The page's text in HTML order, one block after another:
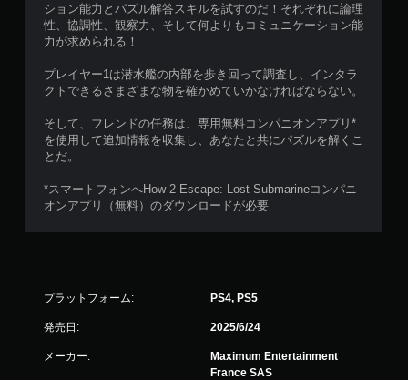
ション能力とパズル解答スキルを試すのだ！それぞれに論理
性、協調性、観察力、そして何よりもコミュニケーション能
力が求められる！
プレイヤー1は潜水艦の内部を歩き回って調査し、インタラ
クトできるさまざまな物を確かめていかなければならない。
そして、フレンドの任務は、専用無料コンパニオンアプリ*
を使用して追加情報を収集し、あなたと共にパズルを解くこ
とだ。
*スマートフォンへHow 2 Escape: Lost Submarineコンパニ
オンアプリ（無料）のダウンロードが必要
プラットフォーム: PS4, PS5
発売日: 2025/6/24
メーカー:
Maximum Entertainment
France SAS